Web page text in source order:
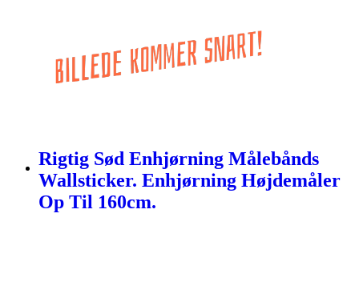
Rigtig Sød Enhjørning Målebånds
Wallsticker. Enhjørning Højdemåler
Op Til 160cm.